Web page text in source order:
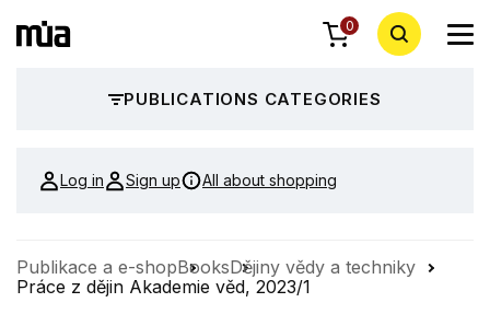
0
PUBLICATIONS CATEGORIES
Log in Sign up All about shopping
Publikace a e-shopBooksDějiny vědy a techniky
Práce z dějin Akademie věd, 2023/1